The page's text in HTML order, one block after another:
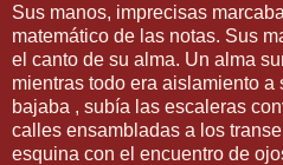
Sus manos, imprecisas
matemático de las notas. Sus
el canto de su alma. Un alma
mientras todo era aislamiento a
bajaba , subía las escaleras
calles ensambladas a los
esquina con el encuentro de